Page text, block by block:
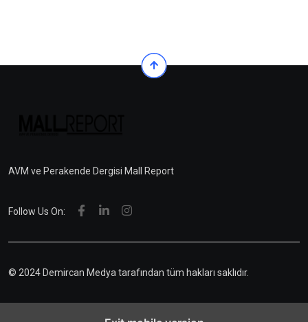
AVM ve Perakende Dergisi Mall Report
Follow Us On:
© 2024 Demircan Medya tarafından tüm hakları saklıdır.